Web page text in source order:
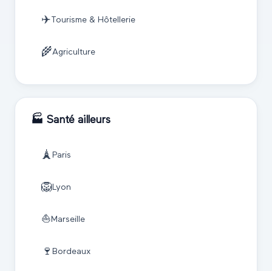
✈️ Tourisme & Hôtellerie
🌾Agriculture
🏭 Santé ailleurs
🗼 Paris
🦁Lyon
⛵ Marseille
🍷 Bordeaux